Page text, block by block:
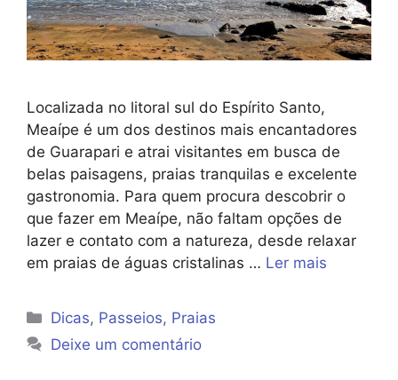
Localizada no litoral sul do Espírito Santo,
Meaípe é um dos destinos mais encantadores
de Guarapari e atrai visitantes em busca de
belas paisagens, praias tranquilas e excelente
gastronomia. Para quem procura descobrir o
que fazer em Meaípe, não faltam opções de
lazer e contato com a natureza, desde relaxar
em praias de águas cristalinas … Ler mais
Categorias
Dicas, Passeios, Praias
Deixe um comentário